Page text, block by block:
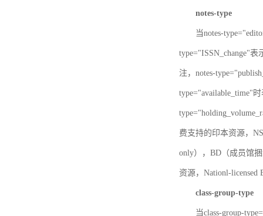
notes-type
当notes-
type="ISSN_change"
注，notes-
type="available_time"
费支持的印本资源，
only），BD（成员馆
资源，Nationl-licensed
class-group-type
当class-group-